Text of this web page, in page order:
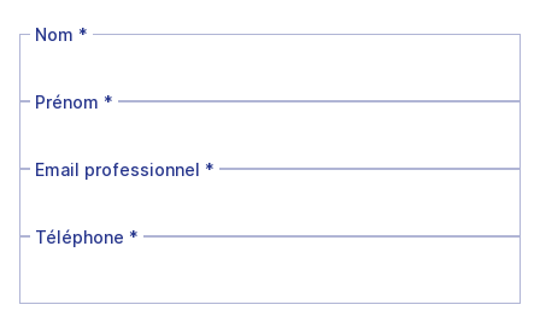
Nom *
Prénom *
Email professionnel *
Téléphone *